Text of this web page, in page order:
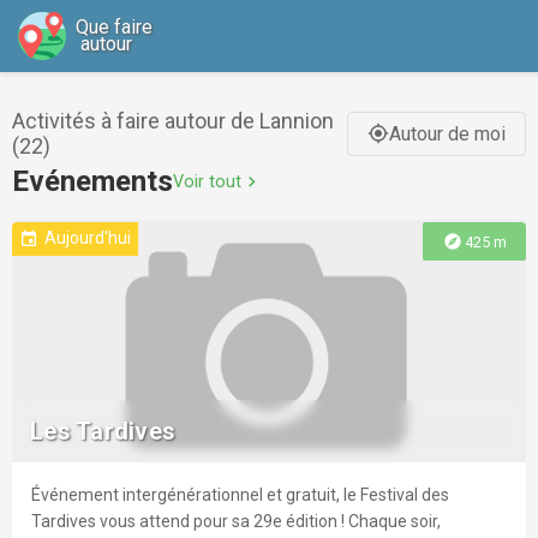
Que faire
autour
Activités à faire autour de Lannion
(22)
gps_fixedAutour de moi
EvénementsVoir tout chevron_right
explore 425 m
event Aujourd'hui
Les Tardives
Événement intergénérationnel et gratuit, le Festival des
Tardives vous attend pour sa 29e édition ! Chaque soir,